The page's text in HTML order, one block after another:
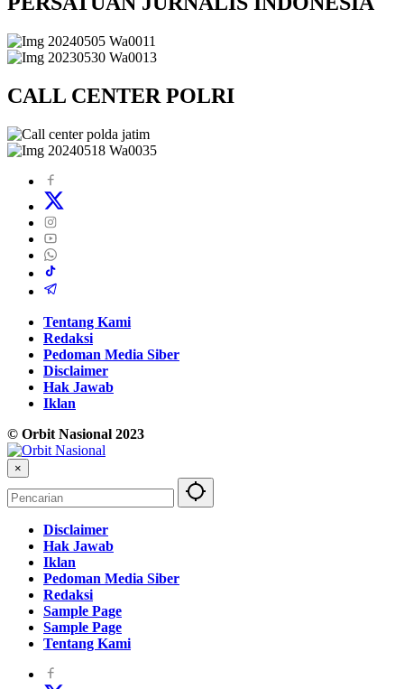
CALL CENTER POLRI
Tentang Kami
Redaksi
Pedoman Media Siber
Disclaimer
Hak Jawab
Iklan
© Orbit Nasional 2023
×
Disclaimer
Hak Jawab
Iklan
Pedoman Media Siber
Redaksi
Sample Page
Sample Page
Tentang Kami